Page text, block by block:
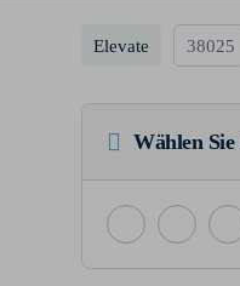
Elevate 38025
Wählen